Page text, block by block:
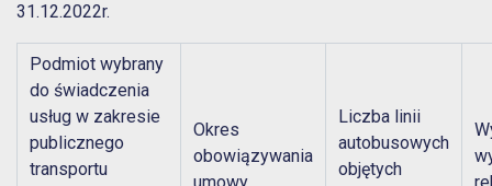
31.12.2022r.
Podmiot wybrany
do świadczenia
usług w zakresie
publicznego
transportu
Okres
obowiązywania
Liczba linii
autobusowych
objętych